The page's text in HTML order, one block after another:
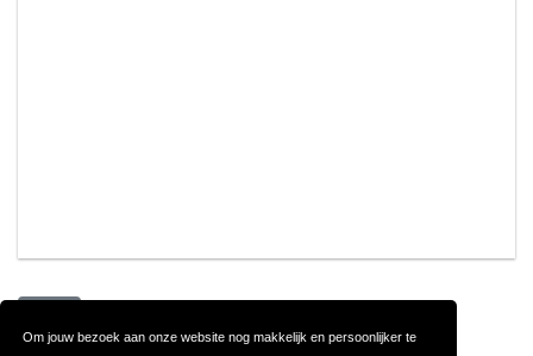
Om jouw bezoek aan onze website nog makkelijk en persoonlijker te